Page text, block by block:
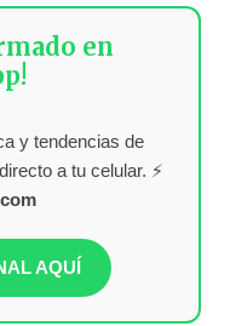
en
y tendencias de
a tu celular. ⚡
AQUÍ